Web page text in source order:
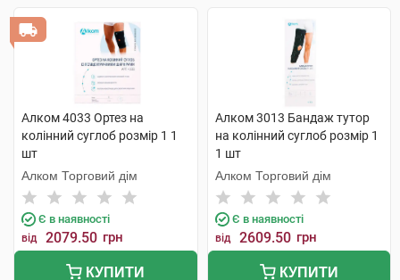
Алком 4033 Ортез на
колінний суглоб розмір 1 1
шт
Алком Торговий дім
Є в наявності
від 2079.50 грн
КУПИТИ
Алком 3013 Бандаж тутор
на колінний суглоб розмір 1
1 шт
Алком Торговий дім
Є в наявності
від 2609.50 грн
КУПИТИ